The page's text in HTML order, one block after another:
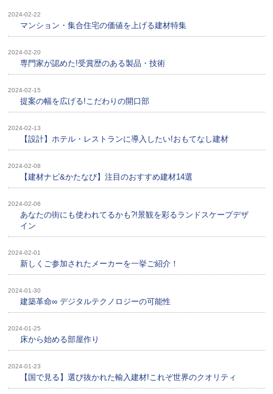
2024-02-22
マンション・集合住宅の価値を上げる建材特集
2024-02-20
専門家が認めた!受賞歴のある製品・技術
2024-02-15
提案の幅を広げる!こだわりの開口部
2024-02-13
【設計】ホテル・レストランに導入したい!おもてなし建材
2024-02-08
【建材ナビ&かたなび】注目のおすすめ建材14選
2024-02-06
あなたの街にも使われてるかも?!景観を彩るランドスケープデザ
イン
2024-02-01
新しくご参加されたメーカーを一挙ご紹介！
2024-01-30
建築革命∞ デジタルテクノロジーの可能性
2024-01-25
床から始める部屋作り
2024-01-23
【国で見る】選び抜かれた輸入建材!これぞ世界のクオリティ